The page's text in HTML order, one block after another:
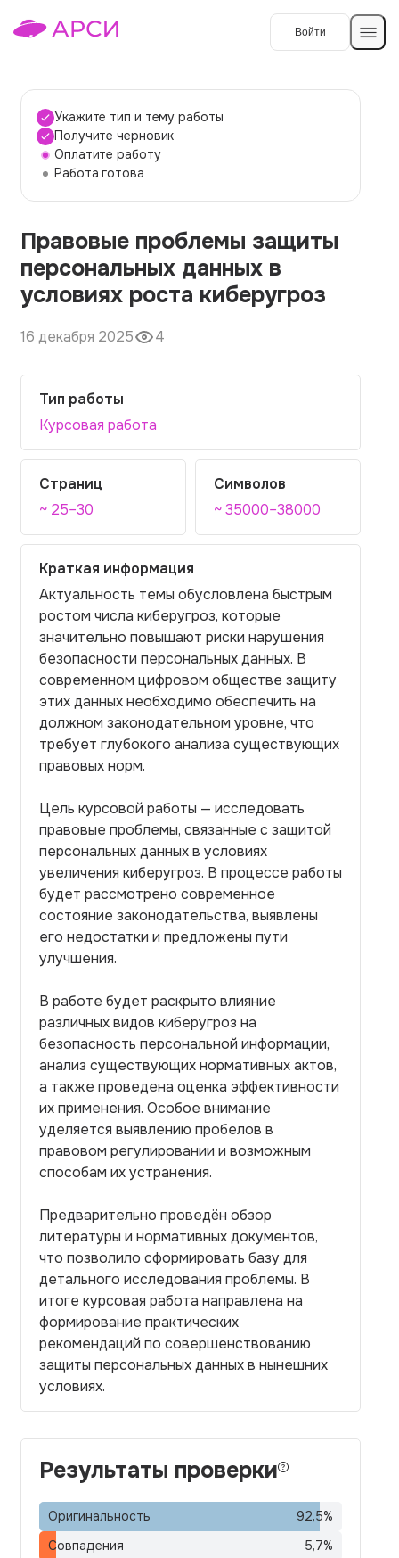
Войти
Темы работ
О сервисе
О компании
Наши гарантии
Вопросы и ответы
Контакты
Укажите тип и тему работы
Получите черновик
Оплатите работу
Работа готова
Правовые проблемы защиты
персональных данных в
условиях роста киберугроз
16 декабря 2025 4
Тип работы
Курсовая работа
Страниц
~ 25–30
Символов
~ 35000–38000
Краткая информация
Актуальность темы обусловлена быстрым
ростом числа киберугроз, которые
значительно повышают риски нарушения
безопасности персональных данных. В
современном цифровом обществе защиту
этих данных необходимо обеспечить на
должном законодательном уровне, что
требует глубокого анализа существующих
правовых норм.
Цель курсовой работы — исследовать
правовые проблемы, связанные с защитой
персональных данных в условиях
увеличения киберугроз. В процессе работы
будет рассмотрено современное
состояние законодательства, выявлены
его недостатки и предложены пути
улучшения.
В работе будет раскрыто влияние
различных видов киберугроз на
безопасность персональной информации,
анализ существующих нормативных актов,
а также проведена оценка эффективности
их применения. Особое внимание
уделяется выявлению пробелов в
правовом регулировании и возможным
способам их устранения.
Предварительно проведён обзор
литературы и нормативных документов,
что позволило сформировать базу для
детального исследования проблемы. В
итоге курсовая работа направлена на
формирование практических
рекомендаций по совершенствованию
защиты персональных данных в нынешних
условиях.
Результаты проверки
Оригинальность 92,5%
Совпадения
5,7%